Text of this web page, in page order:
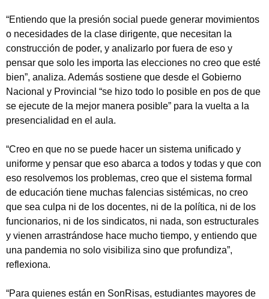
“Entiendo que la presión social puede generar movimientos
o necesidades de la clase dirigente, que necesitan la
construcción de poder, y analizarlo por fuera de eso y
pensar que solo les importa las elecciones no creo que esté
bien”, analiza. Además sostiene que desde el Gobierno
Nacional y Provincial “se hizo todo lo posible en pos de que
se ejecute de la mejor manera posible” para la vuelta a la
presencialidad en el aula.
“Creo en que no se puede hacer un sistema unificado y
uniforme y pensar que eso abarca a todos y todas y que con
eso resolvemos los problemas, creo que el sistema formal
de educación tiene muchas falencias sistémicas, no creo
que sea culpa ni de los docentes, ni de la política, ni de los
funcionarios, ni de los sindicatos, ni nada, son estructurales
y vienen arrastrándose hace mucho tiempo, y entiendo que
una pandemia no solo visibiliza sino que profundiza”,
reflexiona.
“Para quienes están en SonRisas, estudiantes mayores de